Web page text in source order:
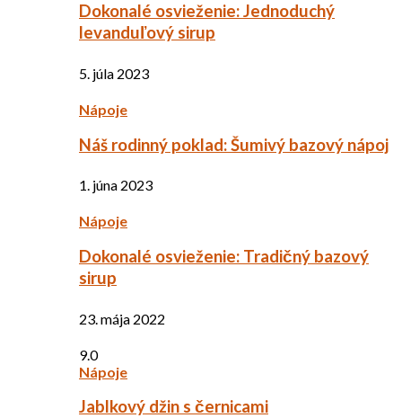
Dokonalé osvieženie: Jednoduchý
levanduľový sirup
5. júla 2023
Nápoje
Náš rodinný poklad: Šumivý bazový nápoj
1. júna 2023
Nápoje
Dokonalé osvieženie: Tradičný bazový
sirup
23. mája 2022
9.0
Nápoje
Jablkový džin s černicami